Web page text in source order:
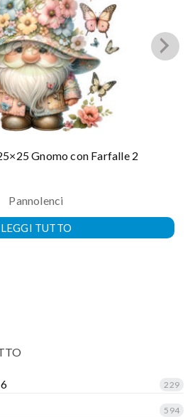
Gnomo con Farfalle 2
Pannolenci
LEGGI TUTTO
229
594